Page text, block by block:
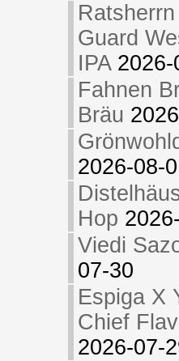
Guard
IPA 2026-
Fahnen
Bräu
2026-08-
Hop
Viedi
07-30
Espiga X
Chief
2026-07-